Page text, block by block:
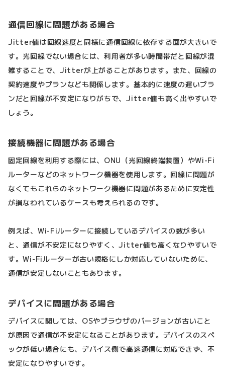
通信回線に問題がある場合
Jitter値は回線速度と同様に通信回線に依存する面が大きいで
す。光回線でない場合には、利用者が多い時間帯だと回線が混
雑することで、Jitterが上がることがあります。また、回線の
契約速度やプランなども関係します。基本的に速度の遅いプラ
ンだと回線が不安定になりがちで、Jitter値も高く出やすいで
しょう。
接続機器に問題がある場合
固定回線を利用する際には、ONU（光回線終端装置）やWi-Fi
ルーターなどのネットワーク機器を使用します。回線に問題が
なくてもこれらのネットワーク機器に問題があるために安定性
が損なわれているケースも考えられるのです。
例えば、Wi-Fiルーターに接続しているデバイスの数が多い
と、通信が不安定になりやすく、Jitter値も高くなりやすいで
す。Wi-Fiルーターが古い規格にしか対応していないために、
通信が安定しないこともあります。
デバイスに問題がある場合
デバイスに関しては、OSやブラウザのバージョンが古いこと
が原因で通信が不安定になることがあります。デバイスのスペ
ックが低い場合にも、デバイス側で高速通信に対応できず、不
安定になりやすいです。